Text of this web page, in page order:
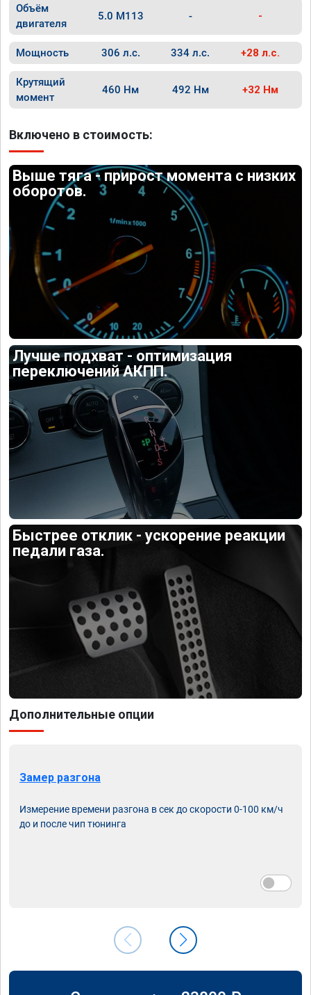
Объём
двигателя
5.0 M113 - -
Мощность 306 л.с. 334 л.с. +28 л.с.
Крутящий
момент
460 Нм 492 Нм +32 Нм
Включено в стоимость:
Выше тяга - прирост момента с низких
оборотов.
Лучше подхват - оптимизация
переключений АКПП.
Быстрее отклик - ускорение реакции
педали газа.
Дополнительные опции
Замер разгона
Измерение времени разгона в сек до скорости 0-100 км/ч
до и после чип тюнинга